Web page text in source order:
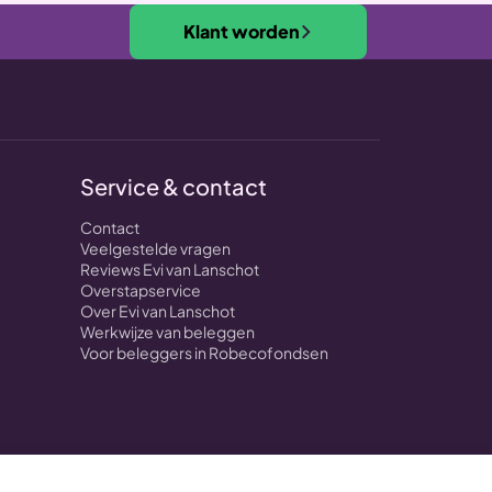
Klant worden
Service & contact
Contact
Veelgestelde vragen
Reviews Evi van Lanschot
Overstapservice
Over Evi van Lanschot
Werkwijze van beleggen
Voor beleggers in Robecofondsen